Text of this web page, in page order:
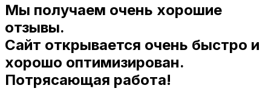
Мы получаем очень хорошие
отзывы.
Сайт открывается очень быстро и
хорошо оптимизирован.
Потрясающая работа!